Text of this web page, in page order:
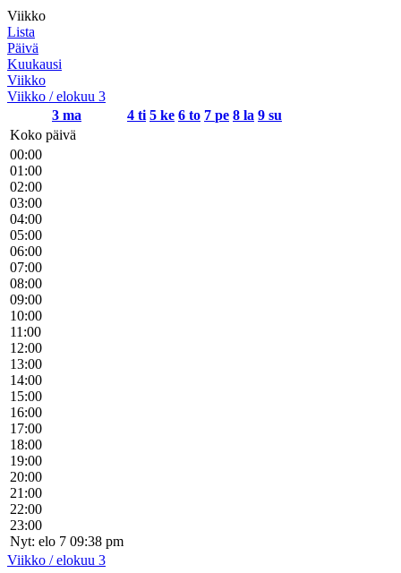
Viikko
Lista
Päivä
Kuukausi
Viikko
Viikko / elokuu 3
3 ma 4 ti 5 ke 6 to 7 pe 8 la 9 su
Koko päivä
00:00
01:00
02:00
03:00
04:00
05:00
06:00
07:00
08:00
09:00
10:00
11:00
12:00
13:00
14:00
15:00
16:00
17:00
18:00
19:00
20:00
21:00
22:00
23:00
Nyt: elo 7 09:38 pm
Viikko / elokuu 3